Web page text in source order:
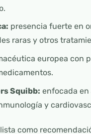
presencia fuerte en
raras y otros
europea con
Squibb: enfocada en
y
como